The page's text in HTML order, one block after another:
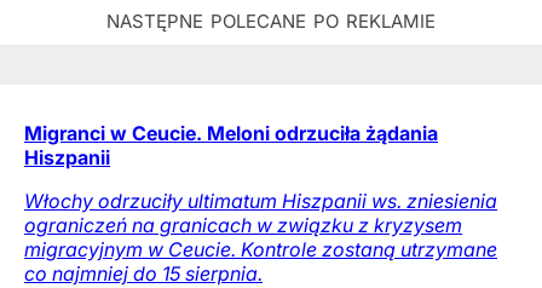
Migranci w Ceucie. Meloni odrzuciła żądania
Hiszpanii
Włochy odrzuciły ultimatum Hiszpanii ws. zniesienia
ograniczeń na granicach w związku z kryzysem
migracyjnym w Ceucie. Kontrole zostaną utrzymane
co najmniej do 15 sierpnia.